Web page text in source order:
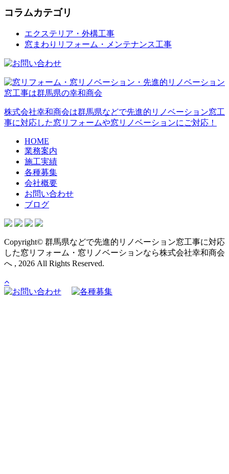
コラムカテゴリ
エクステリア・外構工事
窓まわりリフォーム・メンテナンス工事
株式会社幸和商会は群馬県などで先進的リノベーション窓工
事に対応した窓リフォームや窓リノベーションにご対応！
HOME
業務案内
施工実績
各種募集
会社概要
お問い合わせ
ブログ
Copyright© 群馬県などで先進的リノベーション窓工事に対応
した窓リフォーム・窓リノベーションなら株式会社幸和商会
へ , 2026 All Rights Reserved.